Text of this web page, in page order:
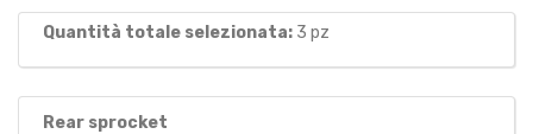
Quantità totale selezionata: 3 pz
Rear sprocket